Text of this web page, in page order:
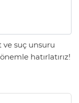
suç unsuru
hatırlatırız!